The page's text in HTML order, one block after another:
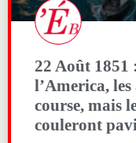
22 Août 1851
l’America,
course, mais
couleront